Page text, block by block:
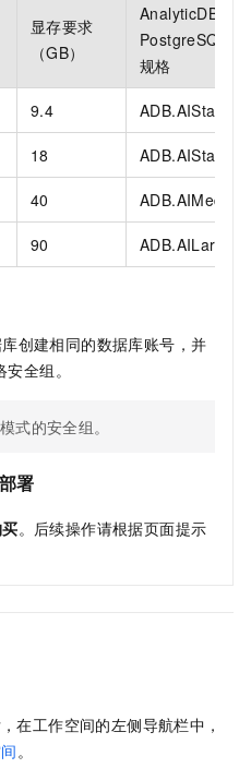
显存要求
（GB）
AnalyticDB for
PostgreSQL
规格
9.4
18
40
90 ADB.AILarge.2
创建相同的数据库账号，并
全组。
式的安全组。
部署
。后续操作请根据页面提示
在工作空间的左侧导航栏中，
。